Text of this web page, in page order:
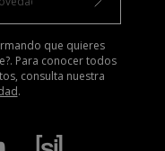
que quieres
Para conocer todos
consulta nuestra
.